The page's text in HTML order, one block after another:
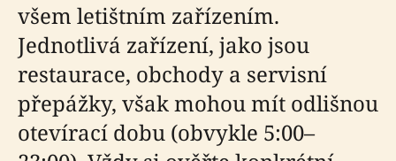
všem letištním zařízením.
Jednotlivá zařízení, jako jsou
restaurace, obchody a servisní
přepážky, však mohou mít odlišnou
otevírací dobu (obvykle 5:00–